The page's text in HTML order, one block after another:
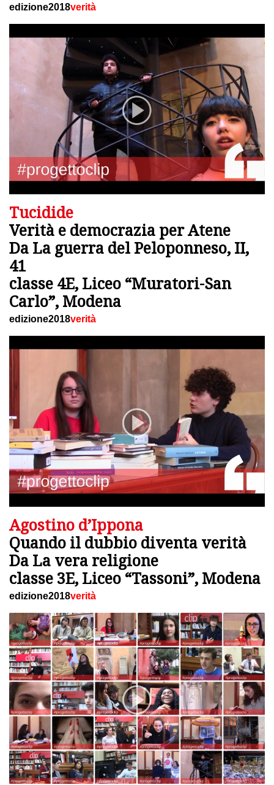
edizione2018verità
Tucidide
Verità e democrazia per Atene
Da La guerra del Peloponneso, II,
41
classe 4E, Liceo “Muratori-San
Carlo”, Modena
edizione2018verità
Agostino d’Ippona
Quando il dubbio diventa verità
Da La vera religione
classe 3E, Liceo “Tassoni”, Modena
edizione2018verità